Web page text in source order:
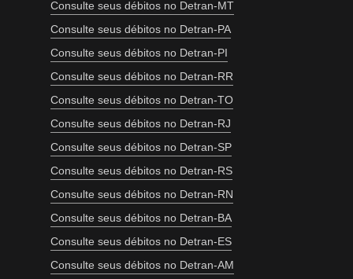
Consulte seus débitos no Detran-MT
Consulte seus débitos no Detran-PA
Consulte seus débitos no Detran-PI
Consulte seus débitos no Detran-RR
Consulte seus débitos no Detran-TO
Consulte seus débitos no Detran-RJ
Consulte seus débitos no Detran-SP
Consulte seus débitos no Detran-RS
Consulte seus débitos no Detran-RN
Consulte seus débitos no Detran-BA
Consulte seus débitos no Detran-ES
Consulte seus débitos no Detran-AM